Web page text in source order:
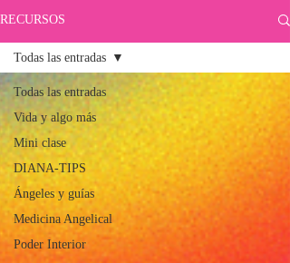
RECURSOS
Todas las entradas
Vida y algo más
Mini clase
DIANA-TIPS
Ángeles y guías
Medicina Angelical
Poder Interior
Todas las entradas